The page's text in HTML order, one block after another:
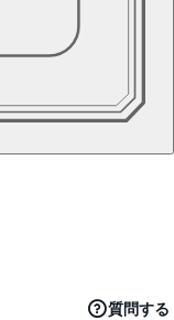
質問する